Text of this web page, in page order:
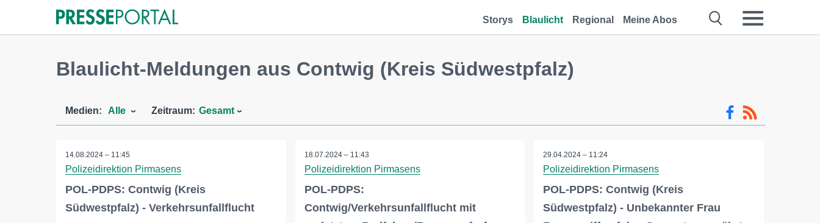
Storys Blaulicht Regional Meine Abos
Blaulicht-Meldungen aus Contwig (Kreis Südwestpfalz)
Medien: Alle Zeitraum: Gesamt
14.08.2024 – 11:45
Polizeidirektion Pirmasens
POL-PDPS: Contwig (Kreis
Südwestpfalz) - Verkehrsunfallflucht
18.07.2024 – 11:43
Polizeidirektion Pirmasens
POL-PDPS:
Contwig/Verkehrsunfallflucht mit
29.04.2024 – 11:24
Polizeidirektion Pirmasens
POL-PDPS: Contwig (Kreis
Südwestpfalz) - Unbekannter Frau